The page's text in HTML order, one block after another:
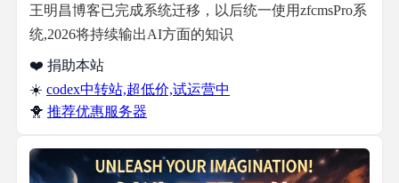
王明昌博客已完成系统迁移，以后统一使用zfcmsPro系
统,2026将持续输出AI方面的知识
❤️ 捐助本站
☀️ codex中转站,超低价,试运营中
🐥 推荐优惠服务器